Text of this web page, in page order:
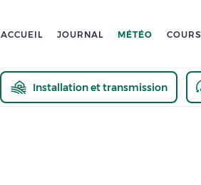
ACCUEIL JOURNAL MÉTÉO COURS
Installation et transmission